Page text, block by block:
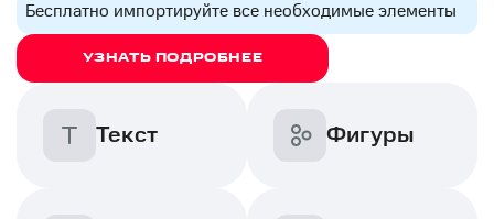
Бесплатно импортируйте все необходимые элементы
УЗНАТЬ ПОДРОБНЕЕ
Текст Фигуры